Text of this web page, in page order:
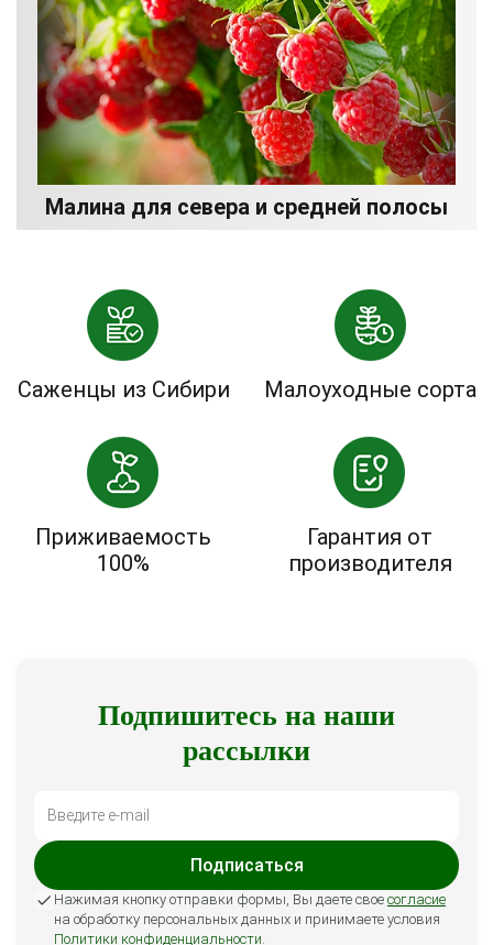
Малина для севера и средней полосы
Саженцы из Сибири Малоуходные сорта
Приживаемость
100%
Гарантия от
производителя
Подпишитесь на наши
рассылки
Подписаться
Нажимая кнопку отправки формы, Вы даете свое согласие
на обработку персональных данных и принимаете условия
Политики конфиденциальности.